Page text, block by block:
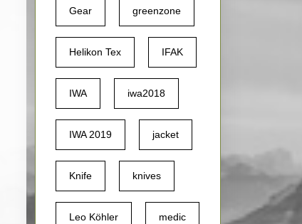
Gear greenzone
Helikon Tex IFAK
IWA iwa2018
IWA 2019 jacket
Knife knives
Leo Köhler medic